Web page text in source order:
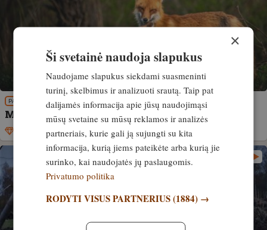
PATIRTIS
Medžioklės svarbą lapių populiacijos sveikatai
Išskirtinis 14. vasaris, 2022
×
Ši svetainė naudoja slapukus
Naudojame slapukus siekdami suasmeninti
turinį, skelbimus ir analizuoti srautą. Taip pat
dalijamės informacija apie jūsų naudojimąsi
mūsų svetaine su mūsų reklamos ir analizės
partneriais, kurie gali ją sujungti su kita
informacija, kurią jiems pateikėte arba kurią jie
surinko, kai naudojatės jų paslaugomis.
Privatumo politika
RODYTI VISUS PARTNERIUS(1884) →